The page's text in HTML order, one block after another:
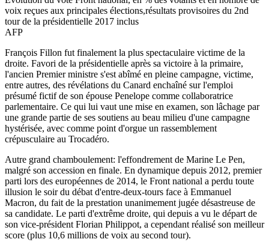
voix reçues aux principales élections,résultats provisoires du 2nd
tour de la présidentielle 2017 inclus
AFP
François Fillon fut finalement la plus spectaculaire victime de la
droite. Favori de la présidentielle après sa victoire à la primaire,
l'ancien Premier ministre s'est abîmé en pleine campagne, victime,
entre autres, des révélations du Canard enchaîné sur l'emploi
présumé fictif de son épouse Penelope comme collaboratrice
parlementaire. Ce qui lui vaut une mise en examen, son lâchage par
une grande partie de ses soutiens au beau milieu d'une campagne
hystérisée, avec comme point d'orgue un rassemblement
crépusculaire au Trocadéro.
Autre grand chamboulement: l'effondrement de Marine Le Pen,
malgré son accession en finale. En dynamique depuis 2012, premier
parti lors des européennes de 2014, le Front national a perdu toute
illusion le soir du débat d'entre-deux-tours face à Emmanuel
Macron, du fait de la prestation unanimement jugée désastreuse de
sa candidate. Le parti d'extrême droite, qui depuis a vu le départ de
son vice-président Florian Philippot, a cependant réalisé son meilleur
score (plus 10,6 millions de voix au second tour).